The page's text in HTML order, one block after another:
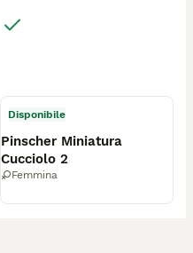
Disponibile
Pinscher Miniatura
Cucciolo 2
Femmina